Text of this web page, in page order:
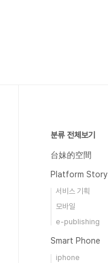
분류 전체보기
台妹的空間
Platform Story
서비스 기획
모바일
e-publishing
Smart Phone
iphone